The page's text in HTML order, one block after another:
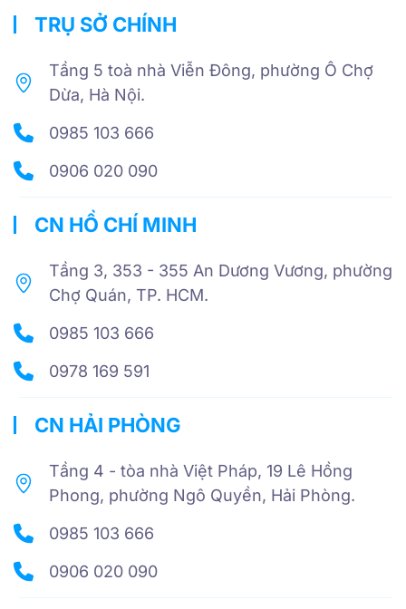
TRỤ SỞ CHÍNH
Tầng 5 toà nhà Viễn Đông, phường Ô Chợ
Dừa, Hà Nội.
0985 103 666
0906 020 090
CN HỒ CHÍ MINH
Tầng 3, 353 - 355 An Dương Vương, phường
Chợ Quán, TP. HCM.
0985 103 666
0978 169 591
CN HẢI PHÒNG
Tầng 4 - tòa nhà Việt Pháp, 19 Lê Hồng
Phong, phường Ngô Quyền, Hải Phòng.
0985 103 666
0906 020 090